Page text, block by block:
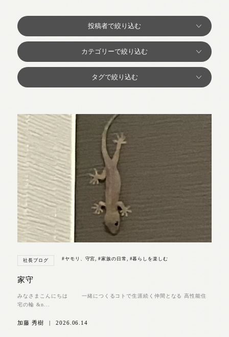
社長ブログ #ヤモリ、守宮,#家族の日常 , #暮らしを楽しむ
家守
みなさまこんにちは 一緒につくるコトで生涯続く仲間となる 高性能住
宅の輪 &n...
加藤 秀樹 2026.06.14